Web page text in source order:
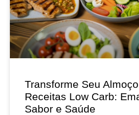
Transforme Seu
Receitas Low Carb:
Sabor e Saúde